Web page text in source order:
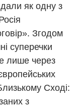
як одну з
Згодом
суперечки
лише через
Сході:
з